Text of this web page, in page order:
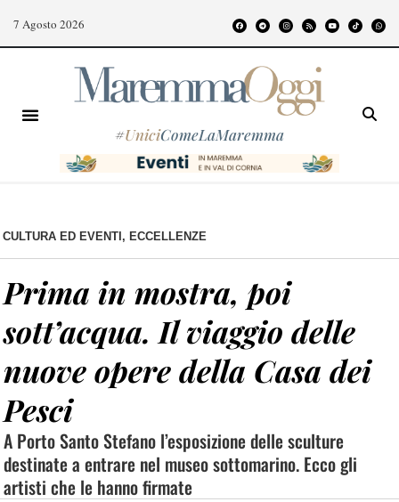
7 Agosto 2026
#UniciComeLaMaremma
CULTURA ED EVENTI , ECCELLENZE
Prima in mostra, poi
sott’acqua. Il viaggio delle
nuove opere della Casa dei
Pesci
A Porto Santo Stefano l’esposizione delle sculture
destinate a entrare nel museo sottomarino. Ecco gli
artisti che le hanno firmate